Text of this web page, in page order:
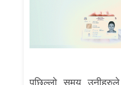
पछिल्लो समय